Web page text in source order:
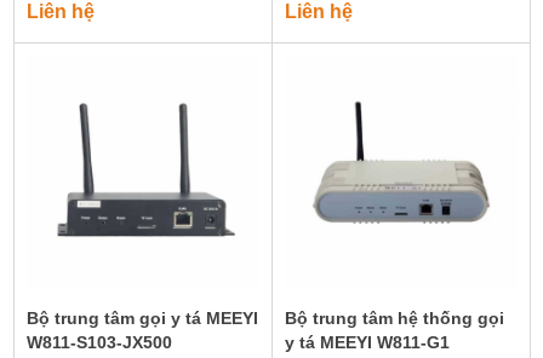
Liên hệ Liên hệ
Bộ trung tâm gọi y tá MEEYI
W811-S103-JX500
Bộ trung tâm hệ thống gọi
y tá MEEYI W811-G1